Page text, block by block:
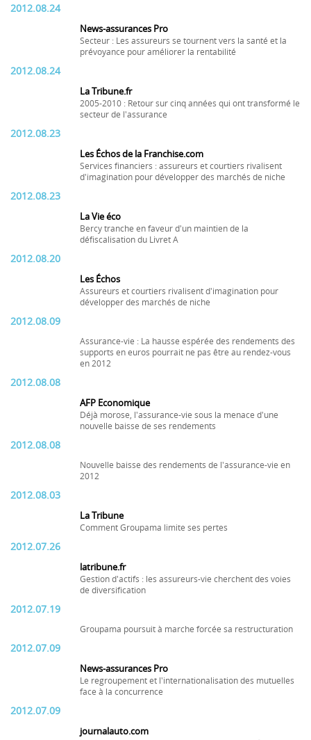
2012.08.24
News-assurances Pro
Secteur : Les assureurs se tournent vers la santé et la
prévoyance pour améliorer la rentabilité
2012.08.24
La Tribune.fr
2005-2010 : Retour sur cinq années qui ont transformé le
secteur de l'assurance
2012.08.23
Les Échos de la Franchise.com
Services financiers : assureurs et courtiers rivalisent
d'imagination pour développer des marchés de niche
2012.08.23
La Vie éco
Bercy tranche en faveur d'un maintien de la
défiscalisation du Livret A
2012.08.20
Les Échos
Assureurs et courtiers rivalisent d'imagination pour
développer des marchés de niche
2012.08.09
Assurance-vie : La hausse espérée des rendements des
supports en euros pourrait ne pas être au rendez-vous
en 2012
2012.08.08
AFP Economique
Déjà morose, l'assurance-vie sous la menace d'une
nouvelle baisse de ses rendements
2012.08.08
Nouvelle baisse des rendements de l'assurance-vie en
2012
2012.08.03
La Tribune
Comment Groupama limite ses pertes
2012.07.26
latribune.fr
Gestion d'actifs : les assureurs-vie cherchent des voies
de diversification
2012.07.19
Groupama poursuit à marche forcée sa restructuration
2012.07.09
News-assurances Pro
Le regroupement et l'internationalisation des mutuelles
face à la concurrence
2012.07.09
journalauto.com